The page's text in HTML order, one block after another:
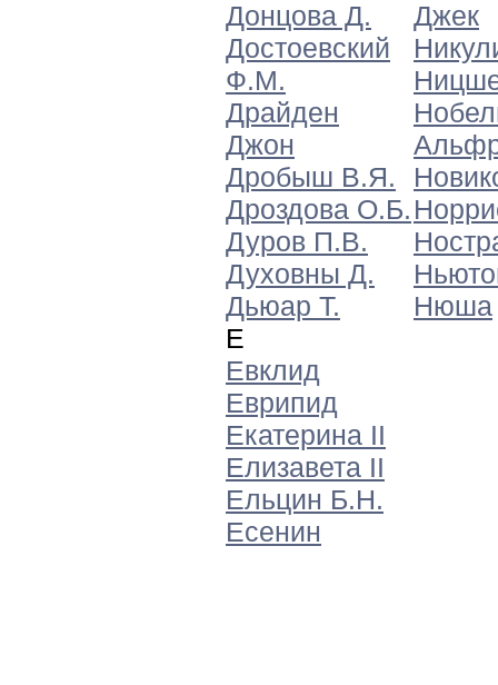
Донцова Д.
Достоевский
Ф.М.
Драйден
Джон
Дробыш В.Я.
Дроздова О.Б.
Дуров П.В.
Духовны Д.
Дьюар Т.
Е
Евклид
Еврипид
Екатерина II
Елизавета II
Ельцин Б.Н.
Есенин
Джек
Нюша